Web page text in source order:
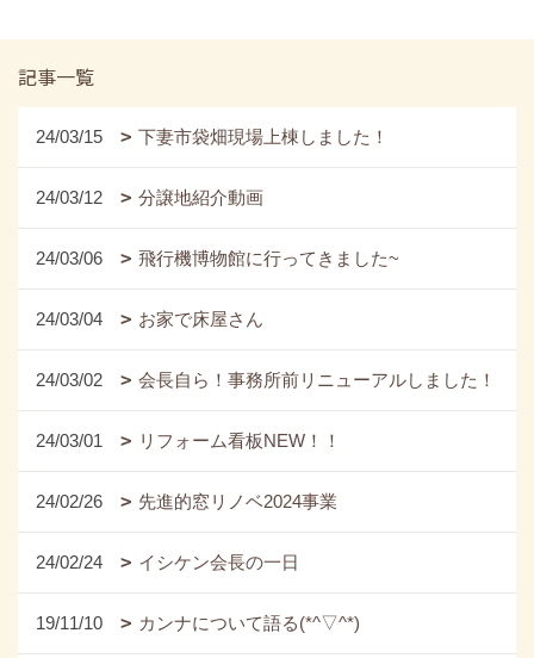
記事一覧
24/03/15 下妻市袋畑現場上棟しました！
24/03/12 分譲地紹介動画
24/03/06 飛行機博物館に行ってきました~
24/03/04 お家で床屋さん
24/03/02 会長自ら！事務所前リニューアルしました！
24/03/01 リフォーム看板NEW！！
24/02/26 先進的窓リノベ2024事業
24/02/24 イシケン会長の一日
19/11/10 カンナについて語る(*^▽^*)